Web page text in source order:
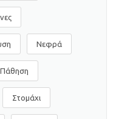
Νεφρά
Πάθηση
Στομάχι